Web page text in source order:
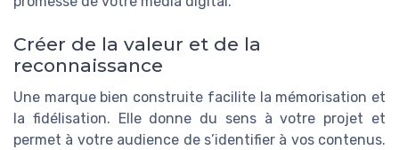
Créer de la valeur et de la
reconnaissance
Une marque bien construite facilite la mémorisation et
la fidélisation. Elle donne du sens à votre projet et
permet à votre audience de s’identifier à vos contenus.